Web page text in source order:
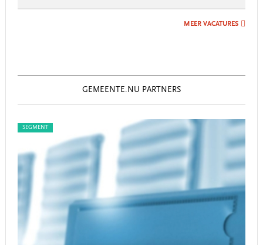
MEER VACATURES
GEMEENTE.NU PARTNERS
SEGMENT